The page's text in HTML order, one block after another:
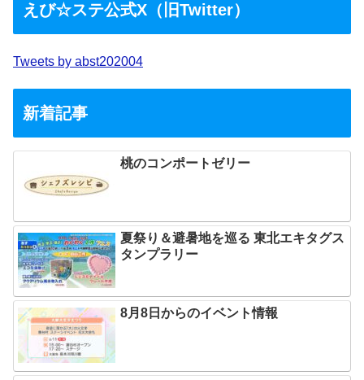
えび☆ステ公式X（旧Twitter）
Tweets by abst202004
新着記事
桃のコンポートゼリー
夏祭り＆避暑地を巡る 東北エキタグス
タンプラリー
8月8日からのイベント情報